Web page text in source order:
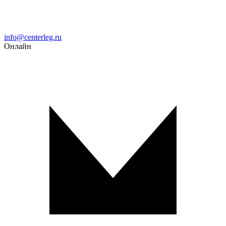
Email
info@centerleg.ru
Онлайн